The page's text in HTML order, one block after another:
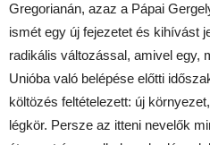
Gregorianán, azaz a Pápai
ismét egy új fejezetet és kihívást
radikális változással, amivel egy,
Unióba való belépése előtti
költözés feltételezett: új
légkör. Persze az itteni nevelők